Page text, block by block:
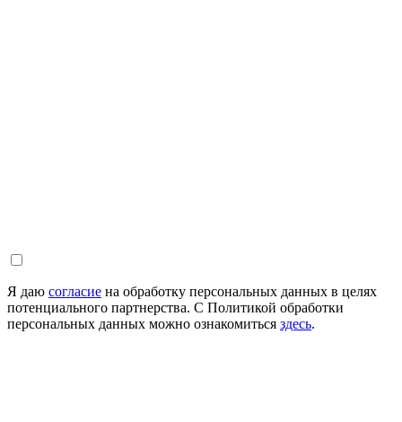
Я даю согласие на обработку персональных данных в целях
потенциального партнерства. С Политикой обработки
персональных данных можно ознакомиться здесь.